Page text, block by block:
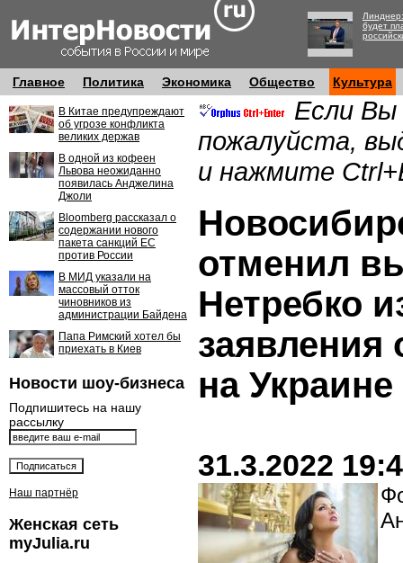
будет
Главное Политика Экономика Общество Культура
В Китае предупреждают
об угрозе конфликта
великих держав
В одной из кофеен
Львова неожиданно
появилась Анджелина
Джоли
Bloomberg рассказал о
содержании нового
пакета санкций ЕС
против России
В МИД указали на
массовый отток
чиновников из
администрации Байдена
Папа Римский хотел бы
приехать в Киев
Новости шоу-бизнеса
Подпишитесь на нашу
рассылку
Наш партнёр
Женская сеть
myJulia.ru
Если Вы
пожалуйста,
и нажмите
отменил
Нетребко
заявления
на Украине
31.3.2022